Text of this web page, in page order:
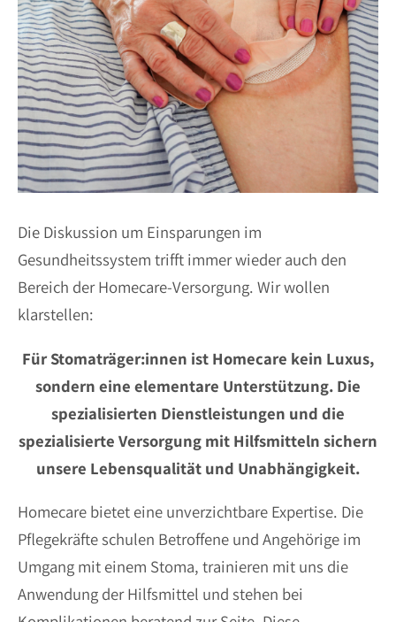
Die Diskussion um Einsparungen im
Gesundheitssystem trifft immer wieder auch den
Bereich der Homecare-Versorgung. Wir wollen
klarstellen:
Für Stomaträger:innen ist Homecare kein Luxus,
sondern eine elementare Unterstützung. Die
spezialisierten Dienstleistungen und die
spezialisierte Versorgung mit Hilfsmitteln sichern
unsere Lebensqualität und Unabhängigkeit.
Homecare bietet eine unverzichtbare Expertise. Die
Pflegekräfte schulen Betroffene und Angehörige im
Umgang mit einem Stoma, trainieren mit uns die
Anwendung der Hilfsmittel und stehen bei